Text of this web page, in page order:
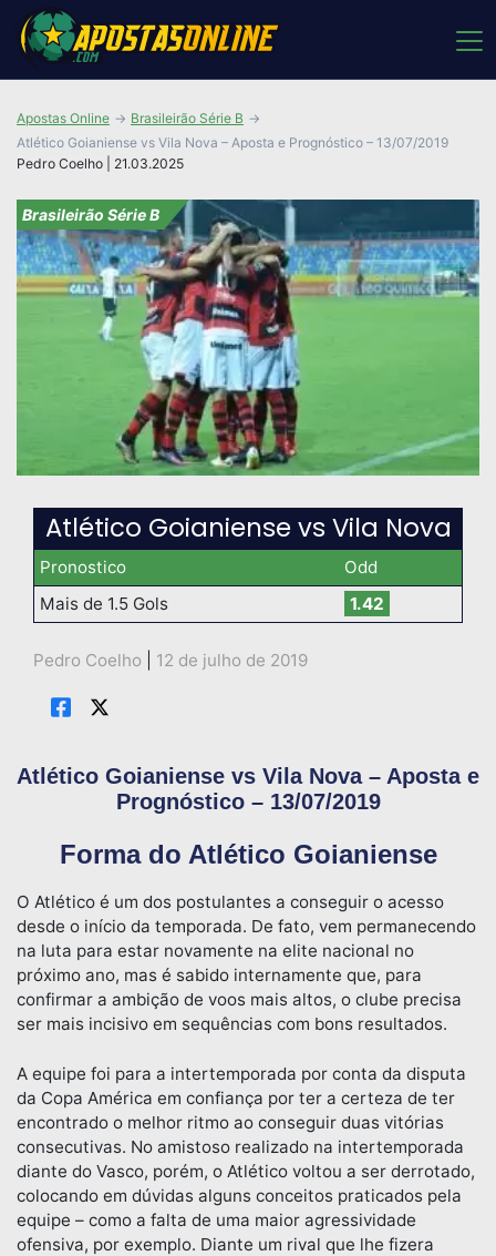
Pedro Coelho | 21.03.2025
Apostas Online
Brasileirão Série B
Atlético Goianiense vs Vila Nova – Aposta e Prognóstico – 13/07/2019
Brasileirão Série B
Atlético Goianiense vs Vila Nova
Pronostico
Odd
Mais de 1.5 Gols
1.42
Pedro Coelho 12 de julho de 2019
Atlético Goianiense vs Vila Nova – Aposta e
Prognóstico – 13/07/2019
Forma do Atlético Goianiense
O Atlético é um dos postulantes a conseguir o acesso
desde o início da temporada. De fato, vem permanecendo
na luta para estar novamente na elite nacional no
próximo ano, mas é sabido internamente que, para
confirmar a ambição de voos mais altos, o clube precisa
ser mais incisivo em sequências com bons resultados.
A equipe foi para a intertemporada por conta da disputa
da Copa América em confiança por ter a certeza de ter
encontrado o melhor ritmo ao conseguir duas vitórias
consecutivas. No amistoso realizado na intertemporada
diante do Vasco, porém, o Atlético voltou a ser derrotado,
colocando em dúvidas alguns conceitos praticados pela
equipe – como a falta de uma maior agressividade
ofensiva, por exemplo. Diante um rival que lhe fizera